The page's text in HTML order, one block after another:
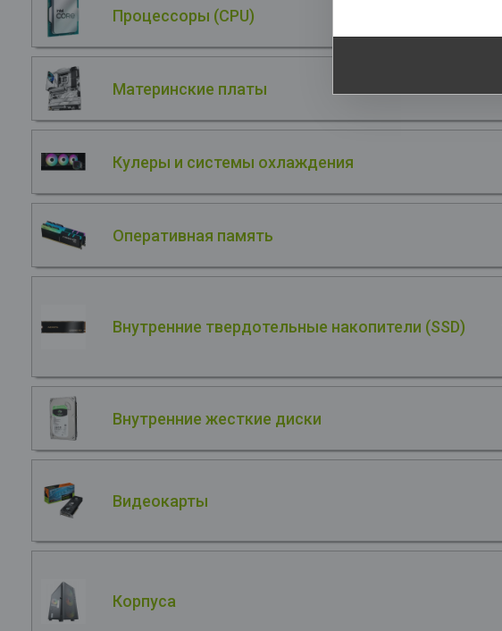
Процессоры (CPU)
Материнские платы
Кулеры и системы охлаждения
Оперативная память
Внутренние твердотельные накопители (SSD)
Внутренние жесткие диски
Видеокарты
Корпуса